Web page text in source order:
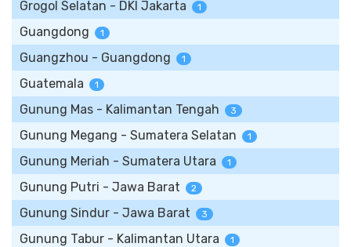
Grogol Selatan - DKI Jakarta 1
Guangdong 1
Guangzhou - Guangdong 1
Guatemala 1
Gunung Mas - Kalimantan Tengah 3
Gunung Megang - Sumatera Selatan 1
Gunung Meriah - Sumatera Utara 1
Gunung Putri - Jawa Barat 2
Gunung Sindur - Jawa Barat 3
Gunung Tabur - Kalimantan Utara 1